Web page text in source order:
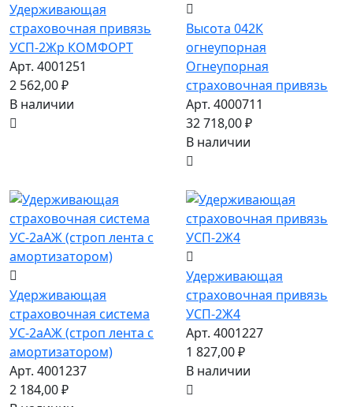
Удерживающая
страховочная привязь
УСП-2Жр КОМФОРТ
Арт. 4001251
2 562,00 ₽
В наличии
Высота 042К
огнеупорная
Огнеупорная
страховочная привязь
Арт. 4000711
32 718,00 ₽
В наличии
Удерживающая
страховочная система
УС-2аАЖ (строп лента с
амортизатором)
Арт. 4001237
2 184,00 ₽
Удерживающая
страховочная привязь
УСП-2Ж4
Арт. 4001227
1 827,00 ₽
В наличии